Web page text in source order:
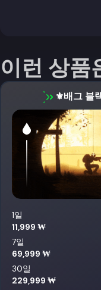
이런 상품
⚜️배그 블
1일
11,999 ₩
7일
69,999 ₩
30일
229,999 ₩